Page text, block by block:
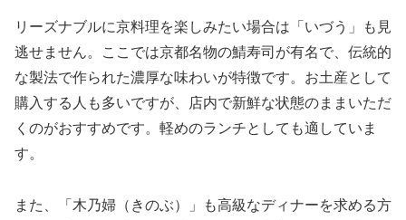
リーズナブルに京料理を楽しみたい場合は「いづう」も見
逃せません。ここでは京都名物の鯖寿司が有名で、伝統的
な製法で作られた濃厚な味わいが特徴です。お土産として
購入する人も多いですが、店内で新鮮な状態のままいただ
くのがおすすめです。軽めのランチとしても適していま
す。
また、「木乃婦（きのぶ）」も高級なディナーを求める方